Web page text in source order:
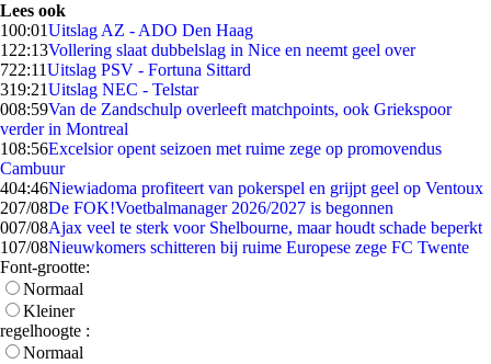
Lees ook
100:01Uitslag AZ - ADO Den Haag
1 22:13Vollering slaat dubbelslag in Nice en neemt geel over
722:11Uitslag PSV - Fortuna Sittard
319:21Uitslag NEC - Telstar
008:59Van de Zandschulp overleeft matchpoints, ook Griekspoor
verder in Montreal
108:56Excelsior opent seizoen met ruime zege op promovendus
Cambuur
404:46Niewiadoma profiteert van pokerspel en grijpt geel op Ventoux
207/08De FOK!Voetbalmanager 2026/2027 is begonnen
007/08Ajax veel te sterk voor Shelbourne, maar houdt schade beperkt
107/08Nieuwkomers schitteren bij ruime Europese zege FC Twente
Font-grootte:
Normaal
Kleiner
regelhoogte :
Normaal